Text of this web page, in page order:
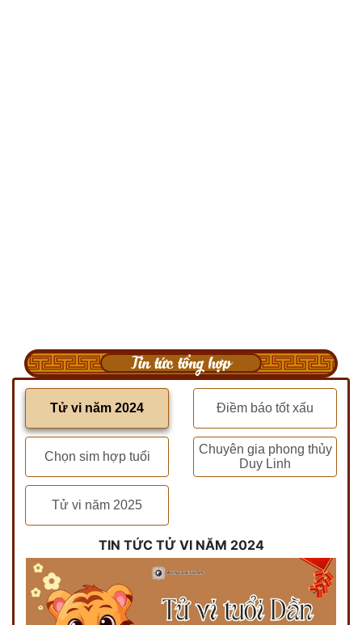
Tin tức tổng hợp
Tử vi năm 2024 Điềm báo tốt xấu
Chọn sim hợp tuổi
Chuyên gia phong thủy
Duy Linh
Tử vi năm 2025
TIN TỨC TỬ VI NĂM 2024